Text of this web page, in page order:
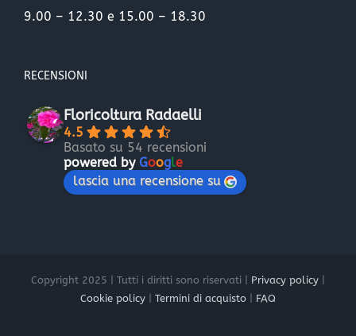
9.00 – 12.30 e 15.00 – 18.30
RECENSIONI
Floricoltura Radaelli
4.5
Basato su 54 recensioni
powered by Google
lascia una recensione su
Copyright 2025 | Tutti i diritti sono riservati | Privacy policy
Cookie policy
Termini di acquisto FAQ